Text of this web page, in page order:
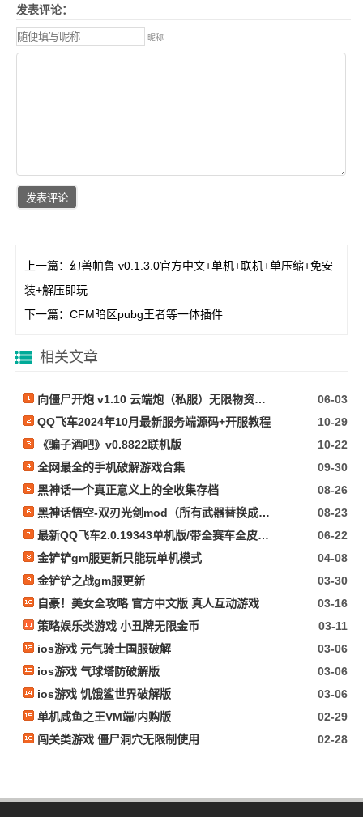
发表评论：
昵称
上一篇： 幻兽帕鲁 v0.1.3.0官方中文+单机+联机+单压缩+免安
装+解压即玩
下一篇： CFM暗区pubg王者等一体插件
相关文章
向僵尸开炮 v1.10 云端炮（私服）无限物资内置作弊
06-03
QQ飞车2024年10月最新服务端源码+开服教程
10-29
《骗子酒吧》v0.8822联机版
10-22
全网最全的手机破解游戏合集
09-30
黑神话一个真正意义上的全收集存档
08-26
黑神话悟空-双刃光剑mod（所有武器替换成光剑）
08-23
最新QQ飞车2.0.19343单机版/带全赛车全皮肤+GM指令+所有功能完好无损/看必看文本
06-22
金铲铲gm服更新只能玩单机模式
04-08
金铲铲之战gm服更新
03-30
自豪！美女全攻略 官方中文版 真人互动游戏
03-16
策略娱乐类游戏 小丑牌无限金币
03-11
ios游戏 元气骑士国服破解
03-06
ios游戏 气球塔防破解版
03-06
ios游戏 饥饿鲨世界破解版
03-06
单机咸鱼之王VM端/内购版
02-29
闯关类游戏 僵尸洞穴无限制使用
02-28